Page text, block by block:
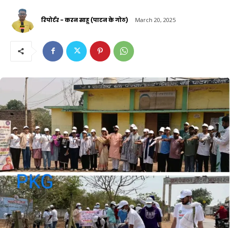
रिपोर्टर - करन साहू (पाटन के गोठ) March 20, 2025